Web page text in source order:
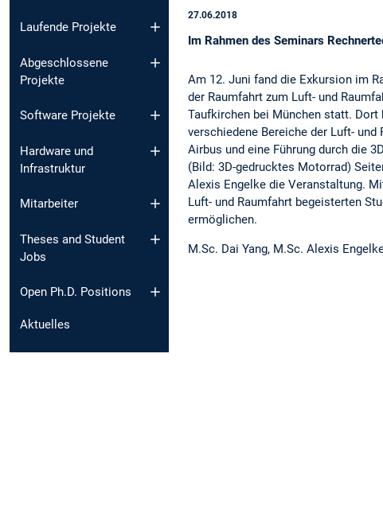
Laufende Projekte
Abgeschlossene
Projekte
Software Projekte
Hardware und
Infrastruktur
Mitarbeiter
Theses and Student
Jobs
Open Ph.D. Positions
Aktuelles
27.06.2018
Im Rahmen des Seminars
Am 12. Juni fand die Exkursion im
der Raumfahrt zum Luft- und
Taufkirchen bei München statt.
verschiedene Bereiche der Luft-
Airbus und eine Führung durch die
(Bild: 3D-gedrucktes Motorrad)
Alexis Engelke die Veranstaltung.
Luft- und Raumfahrt begeisterten
ermöglichen.
M.Sc. Dai Yang, M.Sc. Alexis